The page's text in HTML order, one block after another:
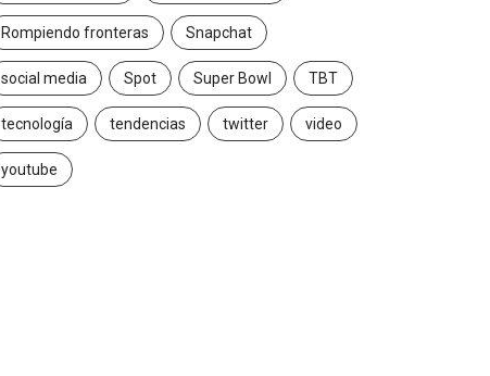
Rompiendo fronteras Snapchat
social media Spot Super Bowl TBT
tecnología tendencias twitter video
youtube